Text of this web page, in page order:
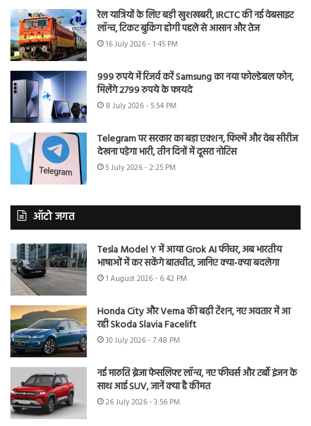
रेल यात्रियों के लिए बड़ी खुशखबरी, IRCTC की नई वेबसाइट
लॉन्च, टिकट बुकिंग होगी पहले से आसान और तेज
16 July 2026 - 1:45 PM
999 रुपये में रिजर्व करें Samsung का नया फोल्डेबल फोन,
मिलेंगे 2799 रुपये के फायदे
8 July 2026 - 5:54 PM
Telegram पर सरकार का बड़ा एक्शन, फिल्में और वेब सीरीज
देखना पड़ेगा भारी, तीन दिनों में दूसरा नोटिस
5 July 2026 - 2:25 PM
ऑटो जगत
Tesla Model Y में आया Grok AI फीचर, अब भारतीय
भाषाओं में कर सकेंगे बातचीत, जानिए क्या-क्या बदलेगा
1 August 2026 - 6:42 PM
Honda City और Verna की बढ़ी टेंशन, नए अवतार में आ
रही Skoda Slavia Facelift
30 July 2026 - 7:48 PM
नई मारुति ब्रेजा फेसलिफ्ट लॉन्च, नए फीचर्स और टर्बो इंजन के
साथ आई SUV, जानें क्या है कीमत
26 July 2026 - 3:56 PM